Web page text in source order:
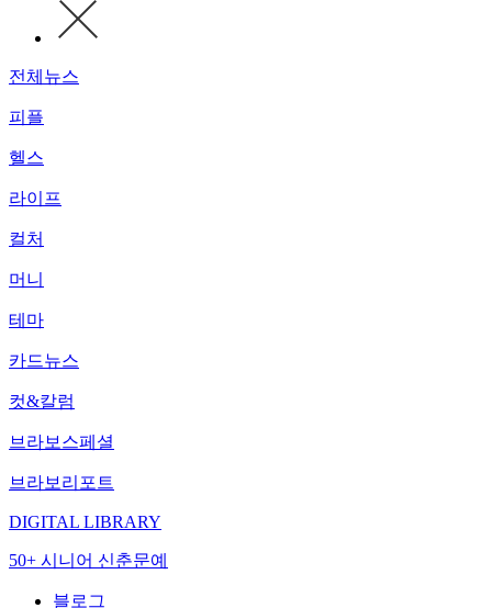
전체뉴스
피플
헬스
라이프
컬처
머니
테마
카드뉴스
컷&칼럼
브라보스페셜
브라보리포트
DIGITAL LIBRARY
50+ 시니어 신춘문예
블로그